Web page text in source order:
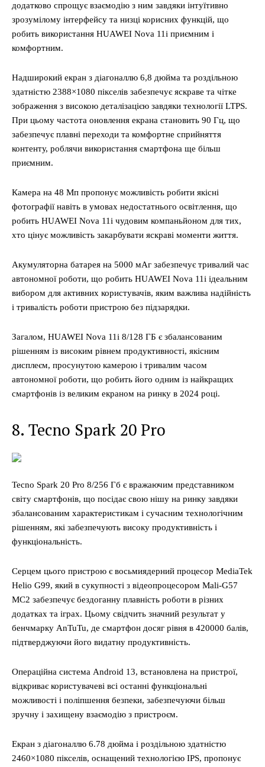
додатково спрощує взаємодію з ним завдяки інтуїтивно
зрозумілому інтерфейсу та низці корисних функцій, що
робить використання HUAWEI Nova 11i приємним і
комфортним.
Надширокий екран з діагоналлю 6,8 дюйма та роздільною
здатністю 2388×1080 пікселів забезпечує яскраве та чітке
зображення з високою деталізацією завдяки технології LTPS.
При цьому частота оновлення екрана становить 90 Гц, що
забезпечує плавні переходи та комфортне сприйняття
контенту, роблячи використання смартфона ще більш
приємним.
Камера на 48 Мп пропонує можливість робити якісні
фотографії навіть в умовах недостатнього освітлення, що
робить HUAWEI Nova 11i чудовим компаньйоном для тих,
хто цінує можливість закарбувати яскраві моменти життя.
Акумуляторна батарея на 5000 мАг забезпечує тривалий час
автономної роботи, що робить HUAWEI Nova 11i ідеальним
вибором для активних користувачів, яким важлива надійність
і тривалість роботи пристрою без підзарядки.
Загалом, HUAWEI Nova 11i 8/128 ГБ є збалансованим
рішенням із високим рівнем продуктивності, якісним
дисплеєм, просунутою камерою і тривалим часом
автономної роботи, що робить його одним із найкращих
смартфонів із великим екраном на ринку в 2024 році.
8. Tecno Spark 20 Pro
Tecno Spark 20 Pro 8/256 Гб є вражаючим представником
світу смартфонів, що посідає свою нішу на ринку завдяки
збалансованим характеристикам і сучасним технологічним
рішенням, які забезпечують високу продуктивність і
функціональність.
Серцем цього пристрою є восьмиядерний процесор MediaTek
Helio G99, який в сукупності з відеопроцесором Mali-G57
MC2 забезпечує бездоганну плавність роботи в різних
додатках та іграх. Цьому свідчить значний результат у
бенчмарку AnTuTu, де смартфон досяг рівня в 420000 балів,
підтверджуючи його видатну продуктивність.
Операційна система Android 13, встановлена на пристрої,
відкриває користувачеві всі останні функціональні
можливості і поліпшення безпеки, забезпечуючи більш
зручну і захищену взаємодію з пристроєм.
Екран з діагоналлю 6.78 дюйма і роздільною здатністю
2460×1080 пікселів, оснащений технологією IPS, пропонує